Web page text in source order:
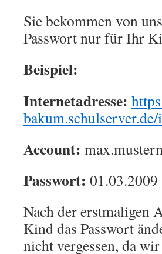
Sie bekommen von
Passwort nur für Ihr
Beispiel:
Internetadresse:
Account:
Passwort:
Nach der erstmaligen
Kind das Passwort
nicht vergessen, da